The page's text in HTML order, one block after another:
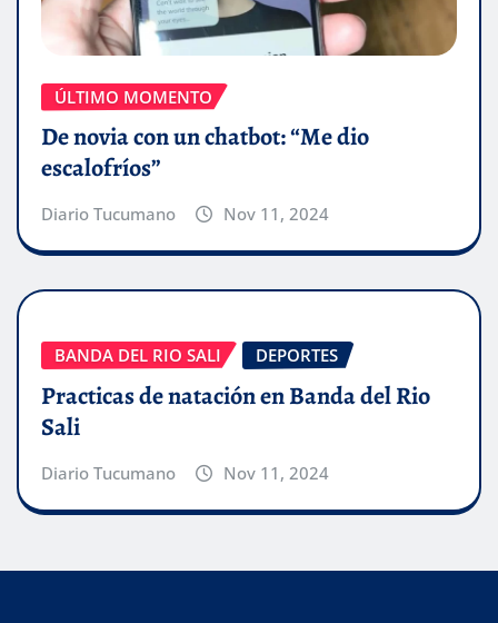
ÚLTIMO MOMENTO
De novia con un chatbot: “Me dio
escalofríos”
Diario Tucumano Nov 11, 2024
BANDA DEL RIO SALI DEPORTES
Practicas de natación en Banda del Rio
Sali
Diario Tucumano Nov 11, 2024